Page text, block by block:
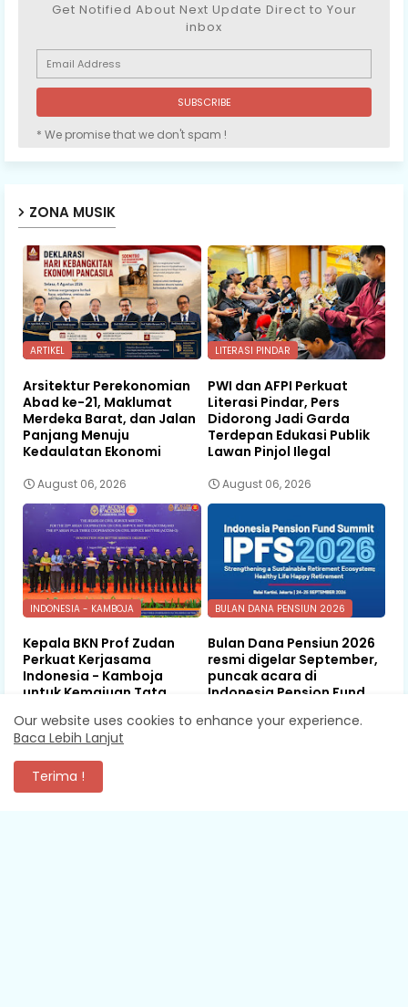
Get Notified About Next Update Direct to Your
inbox
* We promise that we don't spam !
ZONA MUSIK
ARTIKEL
Arsitektur Perekonomian
Abad ke-21, Maklumat
Merdeka Barat, dan Jalan
Panjang Menuju
Kedaulatan Ekonomi
August 06, 2026
LITERASI PINDAR
PWI dan AFPI Perkuat
Literasi Pindar, Pers
Didorong Jadi Garda
Terdepan Edukasi Publik
Lawan Pinjol Ilegal
August 06, 2026
INDONESIA - KAMBOJA
Kepala BKN Prof Zudan
Perkuat Kerjasama
Indonesia - Kamboja
untuk Kemajuan Tata
August 06, 2026
BULAN DANA PENSIUN 2026
Bulan Dana Pensiun 2026
resmi digelar September,
puncak acara di
Indonesia Pension Fund
Our website uses cookies to enhance your experience.
Baca Lebih Lanjut
Terima !